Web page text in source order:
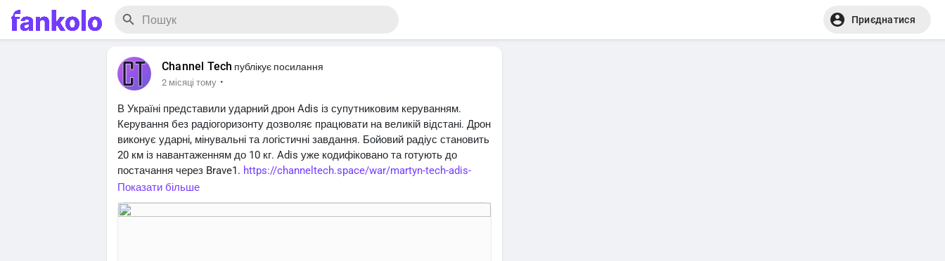
Приєднатися
Channel Tech публікує посилання
2 місяці тому ·
В Україні представили ударний дрон Adis із супутниковим керуванням.
Керування без радіогоризонту дозволяє працювати на великій відстані. Дрон
виконує ударні, мінувальні та логістичні завдання. Бойовий радіус становить
20 км із навантаженням до 10 кг. Adis уже кодифіковано та готують до
постачання через Brave1. https://channeltech.space/war/martyn-tech-adis-
drone/
Показати більше